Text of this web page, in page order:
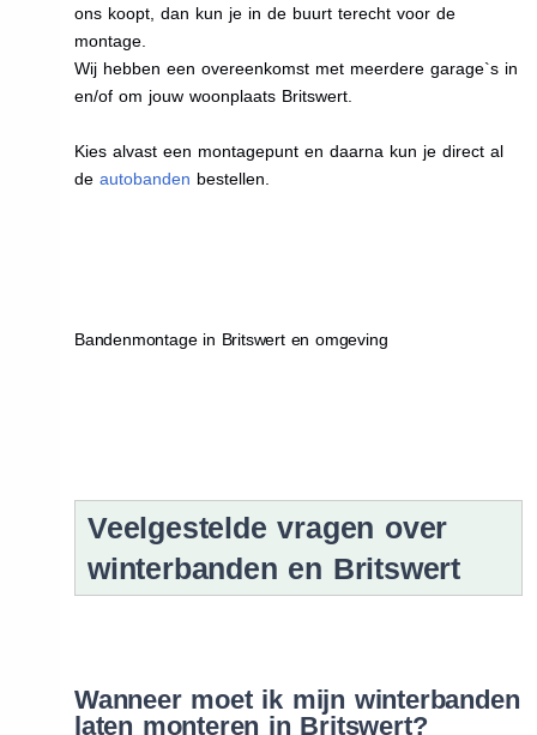
ons koopt, dan kun je in de buurt terecht voor de
montage.
Wij hebben een overeenkomst met meerdere garage`s in
en/of om jouw woonplaats Britswert.
Kies alvast een montagepunt en daarna kun je direct al
de autobanden bestellen.
Bandenmontage in Britswert en omgeving
Veelgestelde vragen over
winterbanden en Britswert
Wanneer moet ik mijn winterbanden
laten monteren in Britswert?